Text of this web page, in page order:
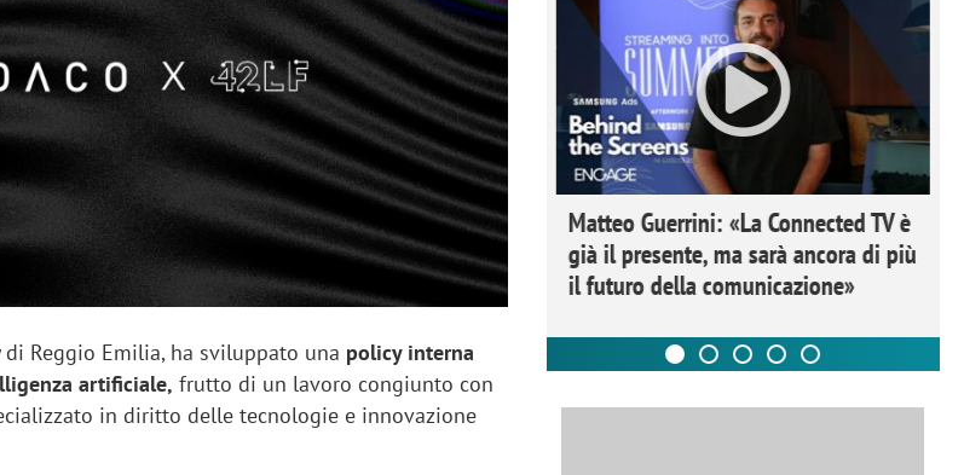
Reggio Emilia, ha sviluppato una policy interna
artificiale, frutto di un lavoro congiunto con
in diritto delle tecnologie e innovazione
è un
a
Networking agli eventi: come la
startup Kicè punta a eliminare lo
"spreco di relazioni"
Matteo Guerrini: «La Connected TV è
già il presente, ma sarà ancora di più
il futuro della comunicazione»